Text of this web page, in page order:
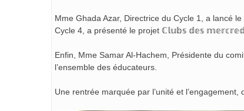
Mme Ghada Azar, Directrice du Cycle 1, a lancé
Cycle 4, a présenté le projet ℂ𝕝𝕦𝕓𝕤 𝕕𝕖𝕤
Enfin, Mme Samar Al-Hachem, Présidente du
l’ensemble des éducateurs.
Une rentrée marquée par l’unité et